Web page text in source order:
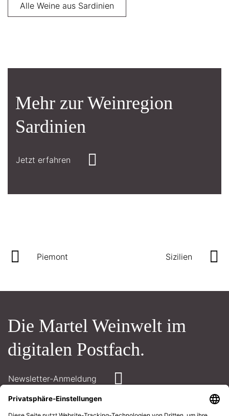
Alle Weine aus Sardinien
Mehr zur Weinregion
Sardinien
Jetzt erfahren
Piemont Sizilien
Die Martel Weinwelt im
digitalen Postfach.
Newsletter-Anmeldung